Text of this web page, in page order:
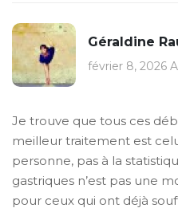
Géraldine
février 8, 2026
Je trouve que tous ces
meilleur traitement est
personne, pas à la
gastriques n’est pas une
pour ceux qui ont déjà